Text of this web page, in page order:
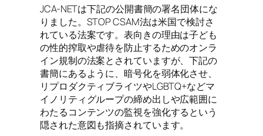
JCA-NETは下記の公開書簡の署名団体にな
りました。STOP CSAM法は米国で検討さ
れている法案です。表向きの理由は子ども
の性的搾取や虐待を防止するためのオンラ
イン規制の法案とされていますが、下記の
書簡にあるように、暗号化を弱体化させ、
リプロダクティブライツやLGBTQ+などマ
イノリティグループの締め出しや広範囲に
わたるコンテンツの監視を強化するという
隠された意図も指摘されています。